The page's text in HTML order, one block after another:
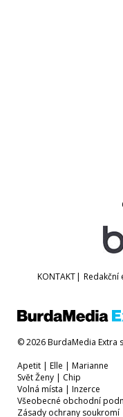
KONTAKT| Redakční
© 2026 BurdaMedia Extra
Apetit | Elle | Marianne
Svět Ženy | Chip
Volná místa | Inzerce
Všeobecné obchodní
Zásady ochrany soukromí